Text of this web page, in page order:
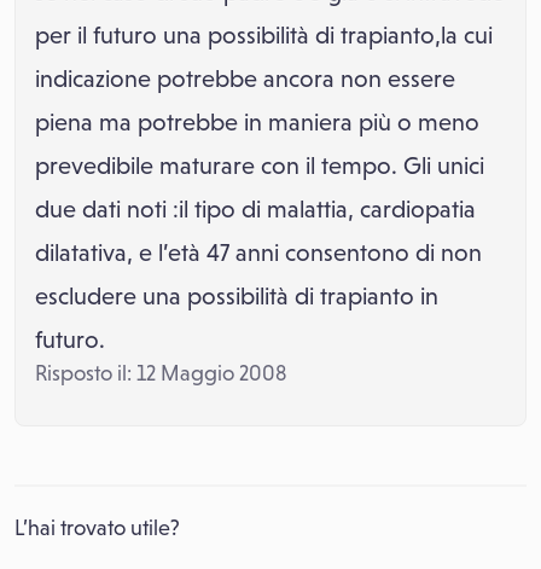
per il futuro una possibilità di trapianto,la cui
indicazione potrebbe ancora non essere
piena ma potrebbe in maniera più o meno
prevedibile maturare con il tempo. Gli unici
due dati noti :il tipo di malattia, cardiopatia
dilatativa, e l’età 47 anni consentono di non
escludere una possibilità di trapianto in
futuro.
Risposto il: 12 Maggio 2008
L’hai trovato utile?